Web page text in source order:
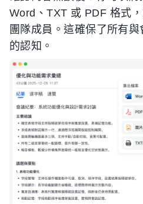
Word、TXT 或 PDF 格式
團隊成員。這確保了所有
的認知。